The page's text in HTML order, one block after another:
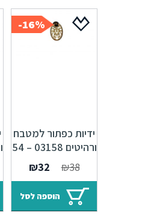
16%-
ידיות כפתור למטבח
ורהיטים 03158 – 54
מ"מ ברונזה פירנצה
M09 Alhambra
₪38
המחיר
המקורי
היה:
₪38.
₪32
הנוכחי
הוא:
₪32.
הוספה לסל